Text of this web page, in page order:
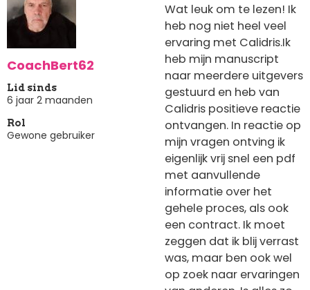
CoachBert62
Lid sinds
6 jaar 2 maanden
Rol
Gewone gebruiker
Wat leuk om te lezen! Ik
heb nog niet heel veel
ervaring met Calidris.Ik
heb mijn manuscript
naar meerdere uitgevers
gestuurd en heb van
Calidris positieve reactie
ontvangen. In reactie op
mijn vragen ontving ik
eigenlijk vrij snel een pdf
met aanvullende
informatie over het
gehele proces, als ook
een contract. Ik moet
zeggen dat ik blij verrast
was, maar ben ook wel
op zoek naar ervaringen